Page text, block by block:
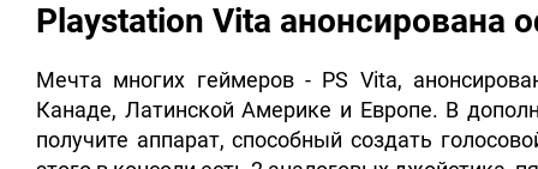
Playstation Vita анонсирована
Мечта многих геймеров - PS Vita,
Канаде, Латинской Америке и Европе. В
получите аппарат, способный создать